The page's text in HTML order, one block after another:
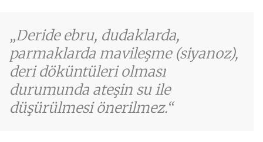
Deride ebru, dudaklarda,
parmaklarda mavileşme (siyanoz),
deri döküntüleri olması
durumunda ateşin su ile
düşürülmesi önerilmez.